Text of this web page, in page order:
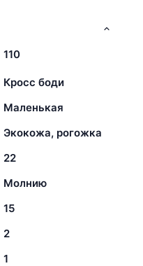
110
Кросс боди
Маленькая
Экокожа, рогожка
22
Молнию
15
2
1